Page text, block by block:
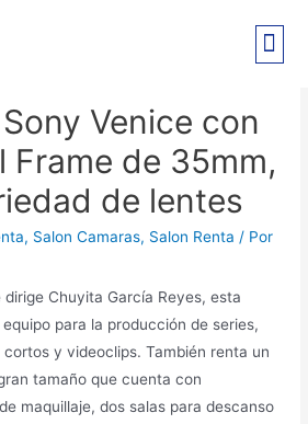
Venice con
Frame de 35mm,
de lentes
, Salon Camaras, Salon Renta / Por
dirige Chuyita García Reyes, esta
para la producción de series,
y videoclips. También renta un
tamaño que cuenta con
maquillaje, dos salas para descanso